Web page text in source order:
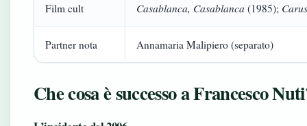
Film cult Casablanca, Casablanca (1985);
Partner nota Annamaria Malipiero (separato)
Che cosa è successo a Francesco